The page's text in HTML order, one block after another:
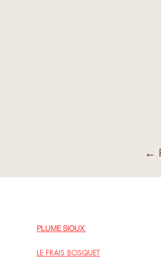
←
PLUME SIOUX
LE FRAIS BOSQUET